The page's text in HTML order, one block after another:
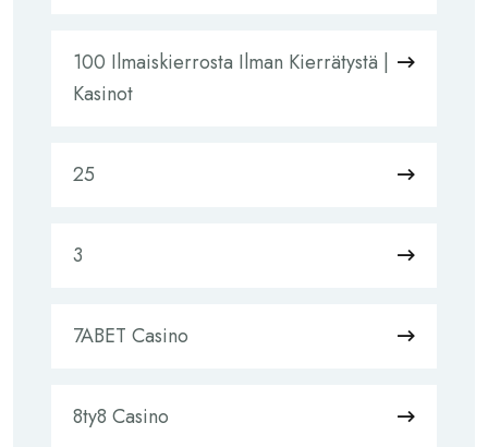
100 Ilmaiskierrosta Ilman Kierrätystä |
Kasinot
25
3
7ABET Casino
8ty8 Casino